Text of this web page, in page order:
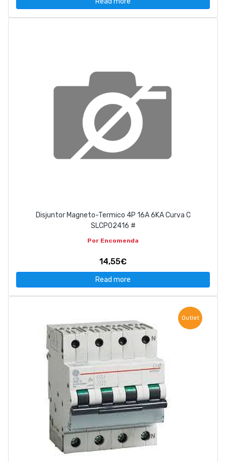
Disjuntor Magneto-Termico 4P 16A 6KA Curva C
SLCP02416 #
Por Encomenda
14,55€
Read more
Outlet